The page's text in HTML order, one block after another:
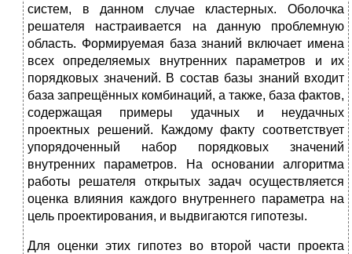
систем, в данном случае кластерных. Оболочка
решателя настраивается на данную проблемную
область. Формируемая база знаний включает имена
всех определяемых внутренних параметров и их
порядковых значений. В состав базы знаний входит
база запрещённых комбинаций, а также, база фактов,
содержащая примеры удачных и неудачных
проектных решений. Каждому факту соответствует
упорядоченный набор порядковых значений
внутренних параметров. На основании алгоритма
работы решателя открытых задач осуществляется
оценка влияния каждого внутреннего параметра на
цель проектирования, и выдвигаются гипотезы.
Для оценки этих гипотез во второй части проекта